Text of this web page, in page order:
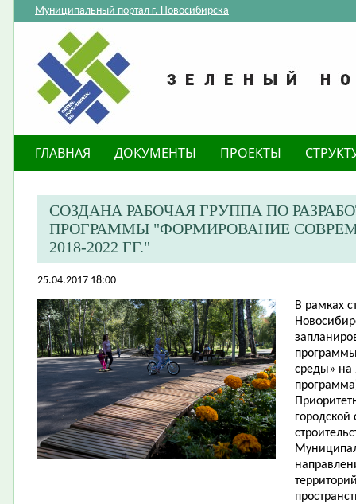
Муниципальный портал г. Новосибирска
ГЛАВНАЯ ДОКУМЕНТЫ ПРОЕКТЫ
СОЗДАНА РАБОЧАЯ ГРУППА ПО
ПРОГРАММЫ "ФОРМИРОВАНИЕ
2018-2022 ГГ."
25.04.2017 18:00
В рамках
среды» на